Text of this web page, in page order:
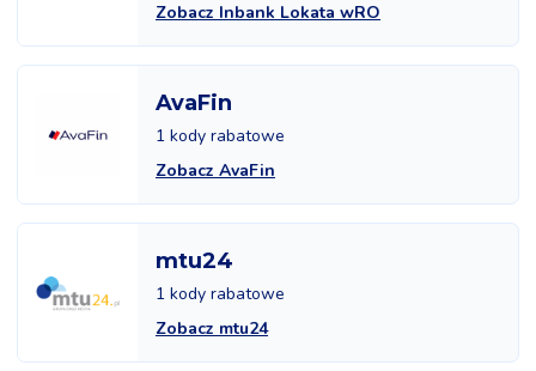
Zobacz Inbank Lokata wRO
AvaFin
1 kody rabatowe
Zobacz AvaFin
mtu24
1 kody rabatowe
Zobacz mtu24